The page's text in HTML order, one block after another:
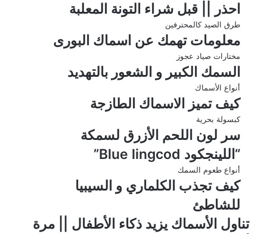
احذر || قبل شراء التونة المعلبة
طرق الصيد كالمحترفين
معلومات تهمك عن اسماك البورى
مختارات صياد عجوز
السمك الكبير و الشعور بالتهديد
أنواع الأسماك
كيف تميز الاسماك الطازجة
كبسولة بحرية
سر لون اللحم الأزرق لسمكة
“اللينجكود Blue lingcod”
أنواع طعوم السمك
كيف تجذب الكلماري و السيبيا
للشاطئ
تناول الأسماك يزيد ذكاء الأطفال || مرة